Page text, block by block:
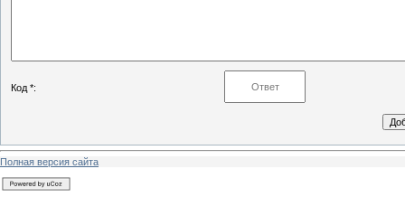
Код *:
Полная версия сайта